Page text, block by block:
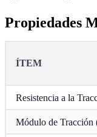
Propiedades
ÍTEM
Resistencia a la
Módulo de